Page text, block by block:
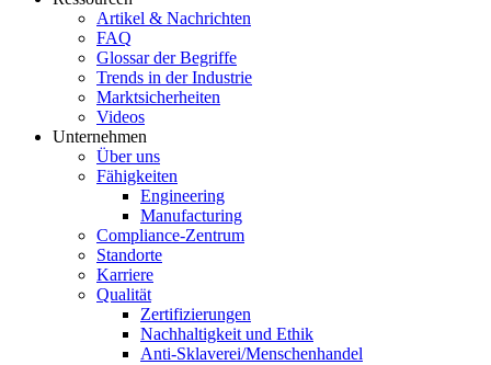
Artikel & Nachrichten
FAQ
Glossar der Begriffe
Trends in der Industrie
Marktsicherheiten
Videos
Unternehmen
Über uns
Fähigkeiten
Engineering
Manufacturing
Compliance-Zentrum
Standorte
Karriere
Qualität
Zertifizierungen
Nachhaltigkeit und Ethik
Anti-Sklaverei/Menschenhandel